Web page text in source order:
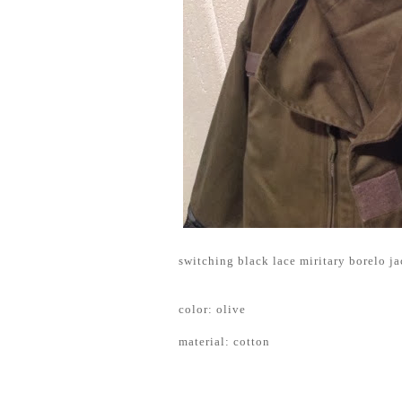
switching black lace miritary borelo
color: olive
material: cotton